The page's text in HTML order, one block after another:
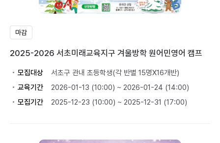
마감
2025-2026 서초미래교육지구 겨울방학 원어민영어 캠프
모집대상
서초구 관내 초등학생(각 반별 15명X16개반)
교육기간
2026-01-13 (10:00) ~ 2026-01-24 (14:00)
모집기간
2025-12-23 (10:00) ~ 2025-12-31 (17:00)